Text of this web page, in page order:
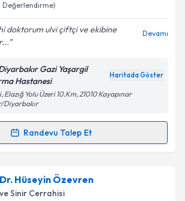
işlenmesine ilişkin
Aydınlatma
okudum ve kişisel verilerimin belirtilen
işlenmesini kabul ediyorum.
Takvim Talebini Gönder
Değerlendirme)
doktorum ulvi çiftçi ve ekibine
Devamı
Gazi Yaşargil
Hastanesi
Haritada Göster
Yolu Üzeri 10.Km, 21010 Kayapınar
Diyarbakır
Randevu Talep Et
Takvimi Talebi
için randevu takvimi talebi oluşturun.
randevu almanız için bir takvim
Hüseyin Özevren
Sinir Cerrahisi